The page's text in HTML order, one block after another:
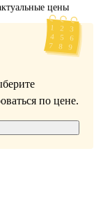
цены
по цене.